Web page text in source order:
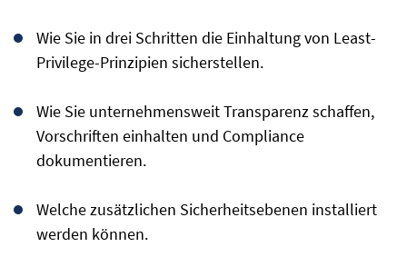
Wie Sie in drei Schritten die Einhaltung von Least-
Privilege-Prinzipien sicherstellen.
Wie Sie unternehmensweit Transparenz schaffen,
Vorschriften einhalten und Compliance
dokumentieren.
Welche zusätzlichen Sicherheitsebenen installiert
werden können.